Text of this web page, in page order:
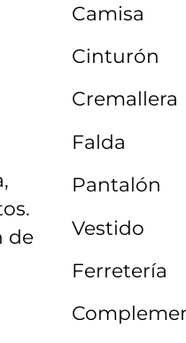
de
Camisa
Cinturón
Cremallera
Falda
Pantalón
Vestido
Ferretería